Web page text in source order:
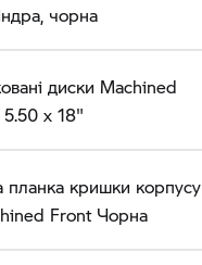
чорна
диски Machined
x 18"
планка кришки корпусу
Front Чорна